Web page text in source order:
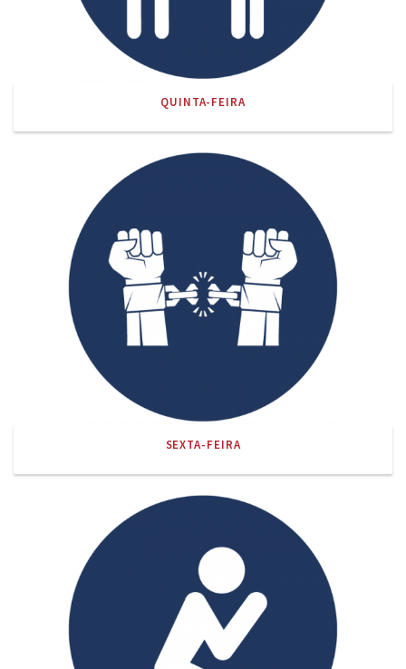
QUINTA-FEIRA
SEXTA-FEIRA